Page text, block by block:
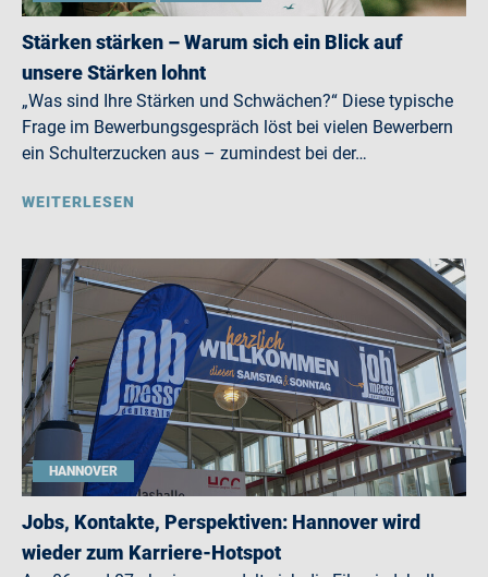
Stärken stärken – Warum sich ein Blick auf
unsere Stärken lohnt
„Was sind Ihre Stärken und Schwächen?“ Diese typische
Frage im Bewerbungsgespräch löst bei vielen Bewerbern
ein Schulterzucken aus – zumindest bei der…
WEITERLESEN
HANNOVER
Jobs, Kontakte, Perspektiven: Hannover wird
wieder zum Karriere-Hotspot